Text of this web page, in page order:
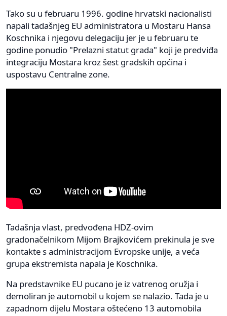
Tako su u februaru 1996. godine hrvatski nacionalisti
napali tadašnjeg EU administratora u Mostaru Hansa
Koschnika i njegovu delegaciju jer je u februaru te
godine ponudio "Prelazni statut grada" koji je predviđa
integraciju Mostara kroz šest gradskih općina i
uspostavu Centralne zone.
Tadašnja vlast, predvođena HDZ-ovim
gradonačelnikom Mijom Brajkovićem prekinula je sve
kontakte s administracijom Evropske unije, a veća
grupa ekstremista napala je Koschnika.
Na predstavnike EU pucano je iz vatrenog oružja i
demoliran je automobil u kojem se nalazio. Tada je u
zapadnom dijelu Mostara oštećeno 13 automobila